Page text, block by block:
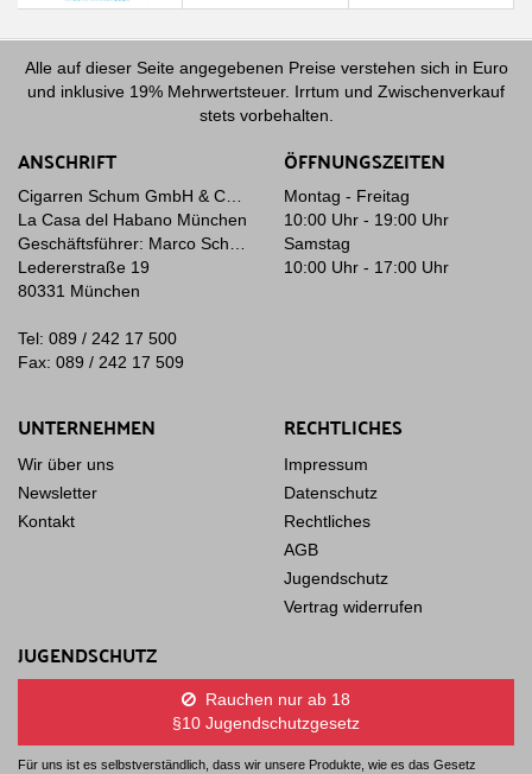
Alle auf dieser Seite angegebenen Preise verstehen sich in Euro
und inklusive 19% Mehrwertsteuer. Irrtum und Zwischenverkauf
stets vorbehalten.
ANSCHRIFT
Cigarren Schum GmbH & Co. KG
La Casa del Habano München
Geschäftsführer: Marco Schum
Ledererstraße 19
80331 München
Tel: 089 / 242 17 500
Fax: 089 / 242 17 509
ÖFFNUNGSZEITEN
Montag - Freitag
10:00 Uhr - 19:00 Uhr
Samstag
10:00 Uhr - 17:00 Uhr
UNTERNEHMEN
Wir über uns
Newsletter
Kontakt
RECHTLICHES
Impressum
Datenschutz
Rechtliches
AGB
Jugendschutz
Vertrag widerrufen
JUGENDSCHUTZ
Rauchen nur ab 18
§10 Jugendschutzgesetz
Für uns ist es selbstverständlich, dass wir unsere Produkte, wie es das Gesetz